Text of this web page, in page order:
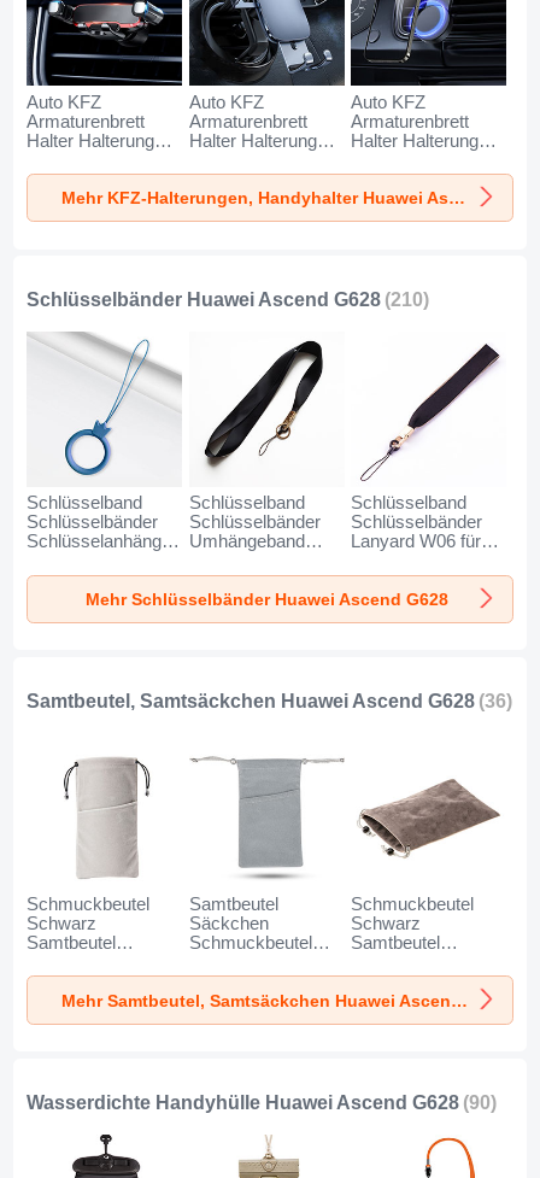
Auto KFZ
Armaturenbrett
Halter Halterung
AutoHalter
Halterungung
Handy BS6 für
Auto KFZ
Armaturenbrett
Halter Halterung
AutoHalter
Halterungung
Handy BS3 für
Auto KFZ
Armaturenbrett
Halter Halterung
AutoHalter
Halterungung
Magnet Handy BS1
Mehr KFZ-Halterungen, Handyhalter Huawei Ascend G628
Schlüsselbänder Huawei Ascend G628 (210)
Schlüsselband
Schlüsselbänder
Schlüsselanhänger
für Huawei Ascend
G628 Blau
Schlüsselband
Schlüsselbänder
Umhängeband
Huawei Ascend
G628 Schwarz
Schlüsselband
Schlüsselbänder
Lanyard W06 für
G628 Schwarz
Mehr Schlüsselbänder Huawei Ascend G628
Samtbeutel, Samtsäckchen Huawei Ascend G628 (36)
Schmuckbeutel
Schwarz
Samtbeutel
Universal K02 für
Huawei Ascend
G628 Grau
Samtbeutel
Säckchen
Schmuckbeutel
für Huawei Ascend
G628 Grau
Schmuckbeutel
Schwarz
Samtbeutel
Universal S05 für
Huawei Ascend
G628 Braun
Mehr Samtbeutel, Samtsäckchen Huawei Ascend G628
Wasserdichte Handyhülle Huawei Ascend G628 (90)